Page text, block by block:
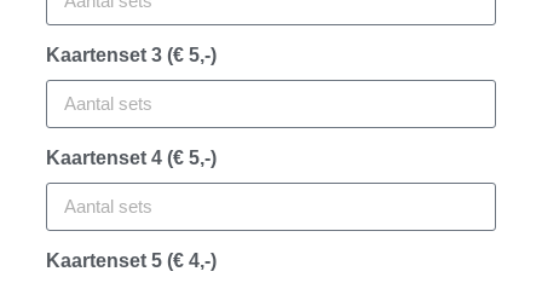
Kaartenset 3 (€ 5,-)
Kaartenset 4 (€ 5,-)
Kaartenset 5 (€ 4,-)